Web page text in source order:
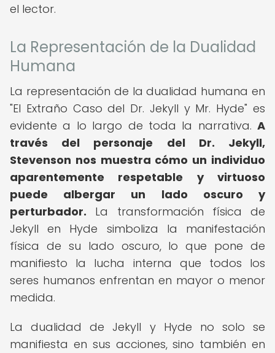
el lector.
La Representación de la Dualidad
Humana
La representación de la dualidad humana en
"El Extraño Caso del Dr. Jekyll y Mr. Hyde" es
evidente a lo largo de toda la narrativa. A
través del personaje del Dr. Jekyll,
Stevenson nos muestra cómo un individuo
aparentemente respetable y virtuoso
puede albergar un lado oscuro y
perturbador. La transformación física de
Jekyll en Hyde simboliza la manifestación
física de su lado oscuro, lo que pone de
manifiesto la lucha interna que todos los
seres humanos enfrentan en mayor o menor
medida.
La dualidad de Jekyll y Hyde no solo se
manifiesta en sus acciones, sino también en